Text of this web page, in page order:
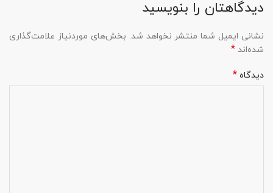
دیدگاهتان را بنویسید
نشانی ایمیل شما منتشر نخواهد شد. بخش‌های موردنیاز علامت‌گذاری
شده‌اند *
دیدگاه *